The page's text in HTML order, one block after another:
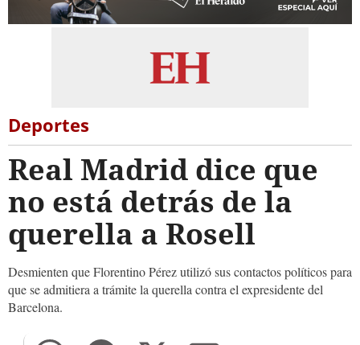
Deportes
Real Madrid dice que
no está detrás de la
querella a Rosell
Desmienten que Florentino Pérez utilizó sus contactos políticos para
que se admitiera a trámite la querella contra el expresidente del
Barcelona.